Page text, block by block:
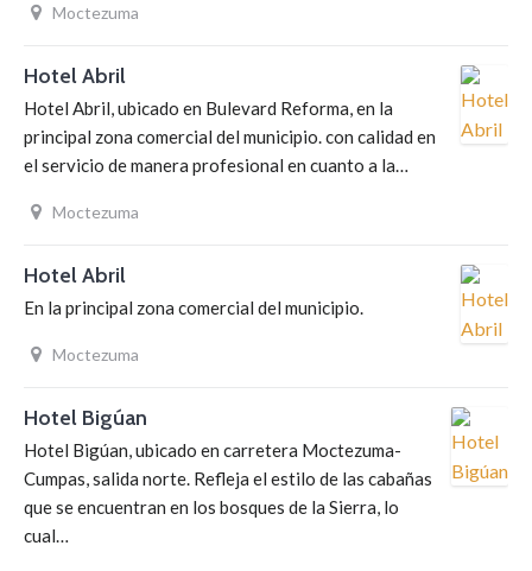
Moctezuma
Hotel Abril
Hotel Abril, ubicado en Bulevard Reforma, en la
principal zona comercial del municipio. con calidad en
el servicio de manera profesional en cuanto a la…
Moctezuma
Hotel Abril
En la principal zona comercial del municipio.
Moctezuma
Hotel Bigúan
Hotel Bigúan, ubicado en carretera Moctezuma-
Cumpas, salida norte. Refleja el estilo de las cabañas
que se encuentran en los bosques de la Sierra, lo
cual…